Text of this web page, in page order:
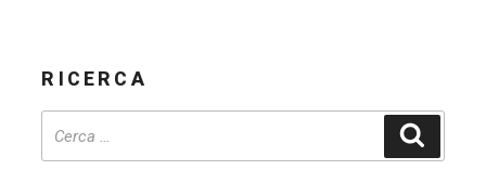
RICERCA